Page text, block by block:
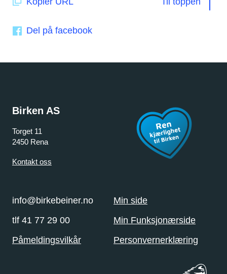
Del på facebook
Birken AS
Torget 11
2450 Rena
Kontakt oss
info@birkebeiner.no
tlf 41 77 29 00
Påmeldingsvilkår
Min side
Min Funksjonærside
Personvernerklæring